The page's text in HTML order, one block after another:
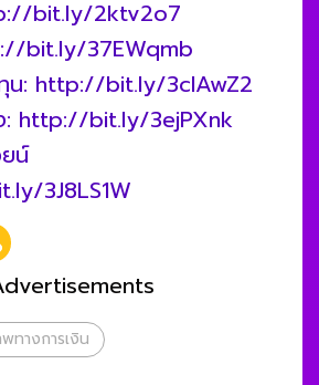
bit.ly/2ktv2o7
bit.ly/37EWqmb
น: http://bit.ly/3clAwZ2
http://bit.ly/3ejPXnk
น์
3J8LS1W
ทางการเงิน